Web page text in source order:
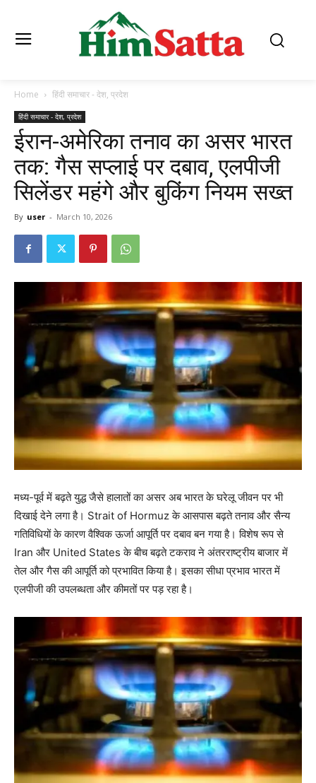
Home हिंदी समाचार - देश, प्रदेश
हिंदी समाचार - देश, प्रदेश
ईरान-अमेरिका तनाव का असर भारत
तक: गैस सप्लाई पर दबाव, एलपीजी
सिलेंडर महंगे और बुकिंग नियम सख्त
By user - March 10, 2026
मध्य-पूर्व में बढ़ते युद्ध जैसे हालातों का असर अब भारत के घरेलू जीवन पर भी
दिखाई देने लगा है। Strait of Hormuz के आसपास बढ़ते तनाव और सैन्य
गतिविधियों के कारण वैश्विक ऊर्जा आपूर्ति पर दबाव बन गया है। विशेष रूप से
Iran और United States के बीच बढ़ते टकराव ने अंतरराष्ट्रीय बाजार में
तेल और गैस की आपूर्ति को प्रभावित किया है। इसका सीधा प्रभाव भारत में
एलपीजी की उपलब्धता और कीमतों पर पड़ रहा है।